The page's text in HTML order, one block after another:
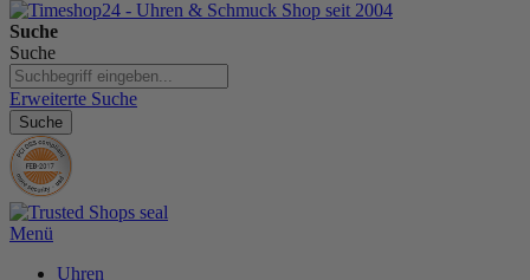
Suche
Suche
Erweiterte Suche
Suche
Menü
Uhren